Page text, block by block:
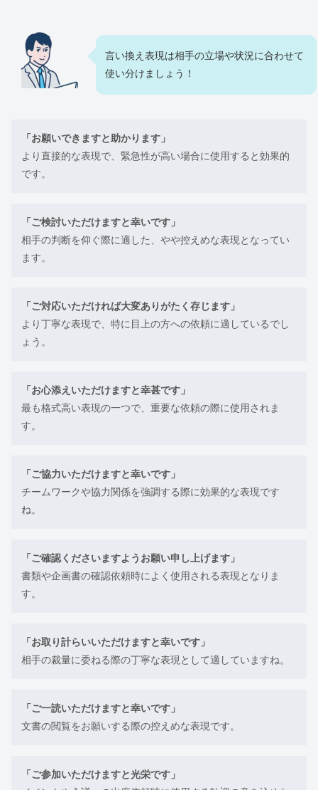
言い換え表現は相手の立場や状況に合わせて
使い分けましょう！
「お願いできますと助かります」
より直接的な表現で、緊急性が高い場合に使用すると効果的
です。
「ご検討いただけますと幸いです」
相手の判断を仰ぐ際に適した、やや控えめな表現となってい
ます。
「ご対応いただければ大変ありがたく存じます」
より丁寧な表現で、特に目上の方への依頼に適しているでし
ょう。
「お心添えいただけますと幸甚です」
最も格式高い表現の一つで、重要な依頼の際に使用されま
す。
「ご協力いただけますと幸いです」
チームワークや協力関係を強調する際に効果的な表現です
ね。
「ご確認くださいますようお願い申し上げます」
書類や企画書の確認依頼時によく使用される表現となりま
す。
「お取り計らいいただけますと幸いです」
相手の裁量に委ねる際の丁寧な表現として適していますね。
「ご一読いただけますと幸いです」
文書の閲覧をお願いする際の控えめな表現です。
「ご参加いただけますと光栄です」